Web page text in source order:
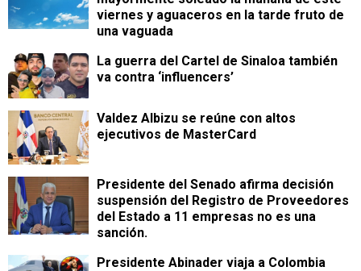
viernes y aguaceros en la tarde fruto de
una vaguada
La guerra del Cartel de Sinaloa también
va contra ‘influencers’
Valdez Albizu se reúne con altos
ejecutivos de MasterCard
Presidente del Senado afirma decisión
suspensión del Registro de Proveedores
del Estado a 11 empresas no es una
sanción.
Presidente Abinader viaja a Colombia